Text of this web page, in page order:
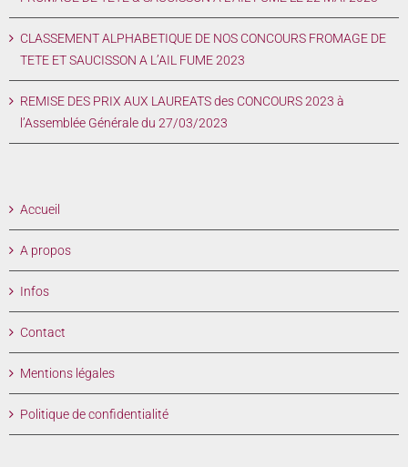
CLASSEMENT ALPHABETIQUE DE NOS CONCOURS FROMAGE DE
TETE ET SAUCISSON A L’AIL FUME 2023
REMISE DES PRIX AUX LAUREATS des CONCOURS 2023 à
l’Assemblée Générale du 27/03/2023
Accueil
A propos
Infos
Contact
Mentions légales
Politique de confidentialité